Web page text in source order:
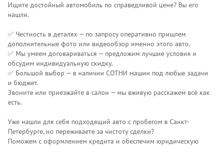
Ищите достойный автомобиль по справедливой цене? Вы его
нашли.
✅ Честность в деталях — по запросу оперативно пришлем
дополнительные фото или видеообзор именно этого авто.
✅ Мы умеем договариваться — предложим лучшие условия и
обсудим индивидуальную скидку.
✅ Большой выбор — в наличии СОТНИ машин под любые задачи
и бюджет.
Звоните или приезжайте в салон — мы вживую расскажем всё как
есть.
Уже нашли для себя подходящий авто с пробегом в Санкт-
Петербурге, но переживаете за чистоту сделки?
Поможем с оформлением кредита и обеспечим юридическую